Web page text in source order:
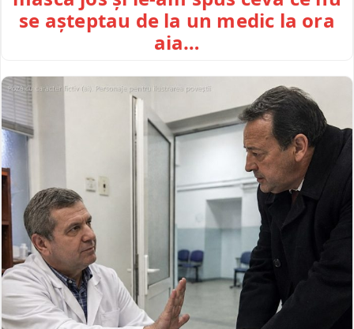
se așteptau de la un medic la ora
aia…